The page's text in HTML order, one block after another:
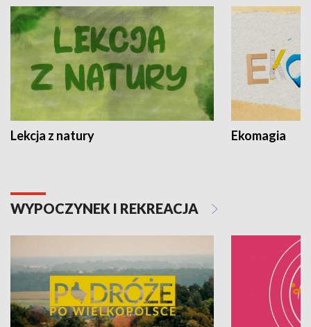
Lekcja z natury Ekomagia
WYPOCZYNEK I REKREACJA